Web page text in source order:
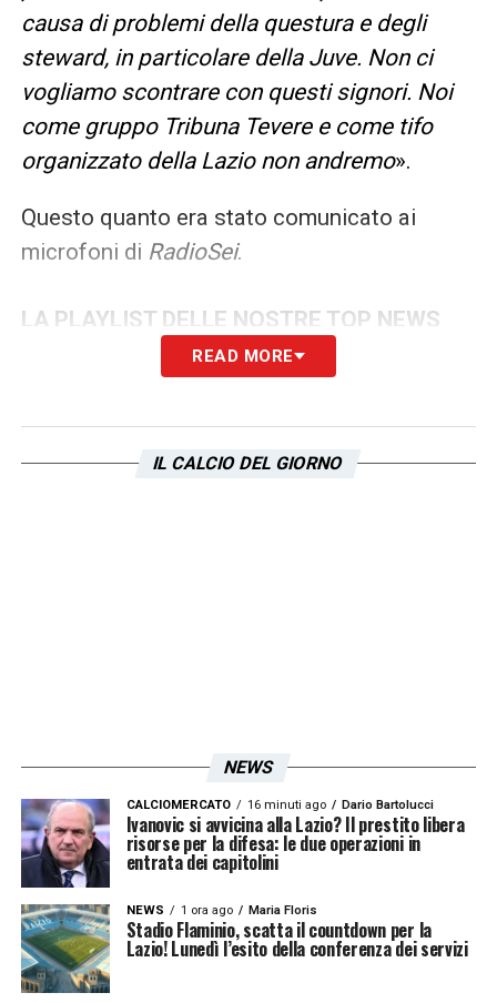
causa di problemi della questura e degli
steward, in particolare della Juve. Non ci
vogliamo scontrare con questi signori. Noi
come gruppo Tribuna Tevere e come tifo
organizzato della Lazio non andremo».
Questo quanto era stato comunicato ai
microfoni di RadioSei.
LA PLAYLIST DELLE NOSTRE TOP NEWS
READ MORE
IL CALCIO DEL GIORNO
NEWS
CALCIOMERCATO 16 minuti ago Dario Bartolucci
Ivanovic si avvicina alla Lazio? Il prestito libera
risorse per la difesa: le due operazioni in
entrata dei capitolini
NEWS 1 ora ago Maria Floris
Stadio Flaminio, scatta il countdown per la
Lazio! Lunedì l’esito della conferenza dei servizi